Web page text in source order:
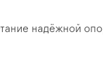
надёжной